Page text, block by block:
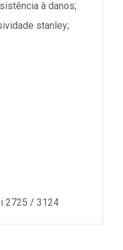
à danos;
stanley;
2725 / 3124